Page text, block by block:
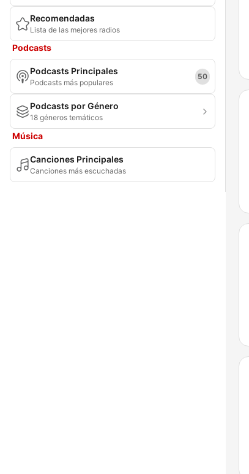
Recomendadas
Lista de las mejores radios
Podcasts
Podcasts Principales
Podcasts más populares
50
Podcasts por Género
18 géneros temáticos
Música
Canciones Principales
Canciones más escuchadas